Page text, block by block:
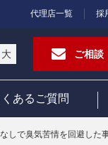
代理店一覧 採
大 ご相談
くあるご質問
しで臭気苦情を回避した